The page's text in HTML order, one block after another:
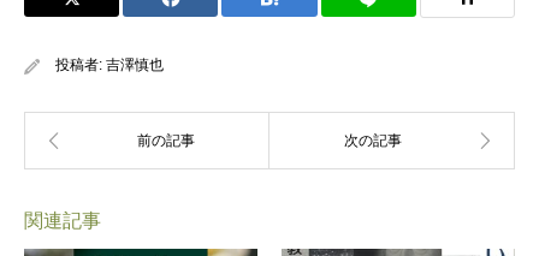
投稿者: 吉澤慎也
関連記事